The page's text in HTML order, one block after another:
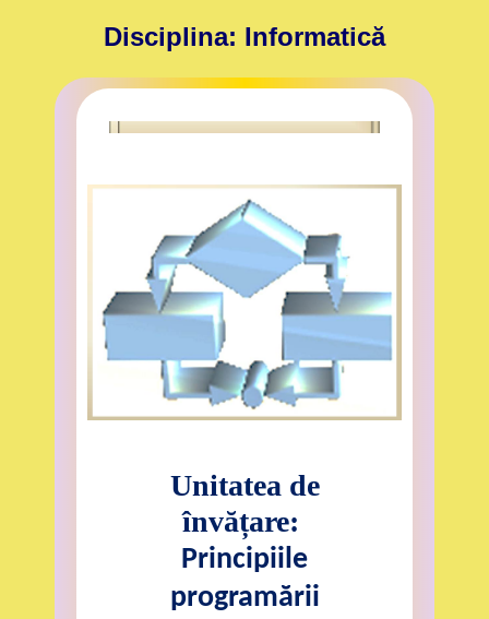
Disciplina: Informatică
Unitatea de
învățare:
Principiile
programării